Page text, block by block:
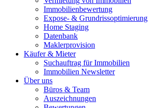
Immobilienbewertung
Expose- & Grundrissoptimierung
Home Staging
Datenbank
Maklerprovision
Käufer & Mieter
Suchauftrag für Immobilien
Immobilien Newsletter
Über uns
Büros & Team
Auszeichnungen